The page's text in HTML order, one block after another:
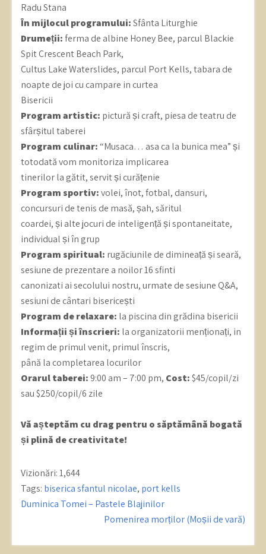
Radu Stana
În mijlocul programului:Sfânta Liturghie
Drumeții:ferma de albine Honey Bee, parcul Blackie
Spit Crescent Beach Park,
Cultus Lake Waterslides, parcul Port Kells, tabara de
noapte de joi cu campare in curtea
Bisericii
Program artistic: pictură și craft, piesa de teatru de
sfârșitul taberei
Program culinar: “Musaca… asa ca la bunica mea” și
totodată vom monitoriza implicarea
tinerilor la gătit, servit și curățenie
Program sportiv:volei, înot, fotbal, dansuri,
concursuri de tenis de masă, șah, săritul
coardei, și alte jocuri de inteligență și spontaneitate,
individual și în grup
Program spiritual: rugăciunile de dimineață și seară,
sesiune de prezentare a noilor 16 sfinti
canonizati ai secolului nostru, urmate de sesiune Q&A,
sesiuni de cântari bisericești
Program de relaxare: la piscina din grădina bisericii
Informații și înscrieri: la organizatorii menționați, in
regim de primul venit, primul înscris,
până la completarea locurilor
Orarul taberei:9:00 am – 7:00 pm, Cost:$45/copil/zi
sau $250/copil/6 zile
Vă așteptăm cu drag pentru o săptămână bogată
și plină de creativitate!
Vizionări:1,644
Tags: biserica sfantul nicolae, port kells
Post
navigation
Duminica Tomei – Pastele Blajinilor
Pomenirea morților (Moșii de vară)